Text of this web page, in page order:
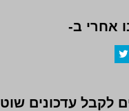
אחרי ב-
לקבל עדכונים